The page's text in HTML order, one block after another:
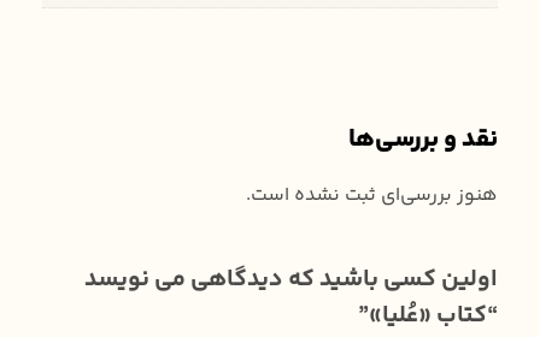
نقد و بررسی‌ها
هنوز بررسی‌ای ثبت نشده است.
اولین کسی باشید که دیدگاهی می نویسد
“کتاب «عُلیا»”